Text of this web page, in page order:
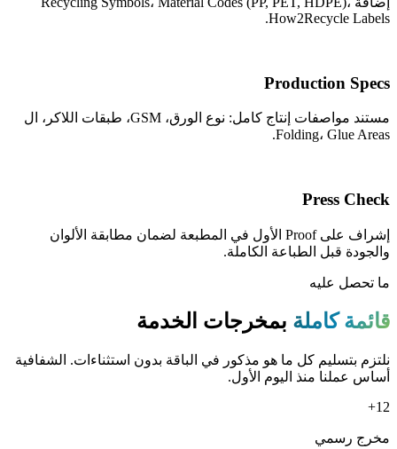
How2Recycle Labels.
Production Specs
مستند مواصفات إنتاج كامل: نوع الورق، GSM، طبقات اللاكر، ال
Folding، Glue Areas.
Press Check
إشراف على Proof الأول في المطبعة لضمان مطابقة الألوان
والجودة قبل الطباعة الكاملة.
ما تحصل عليه
قائمة كاملةبمخرجات الخدمة
نلتزم بتسليم كل ما هو مذكور في الباقة بدون استثناءات. الشفافية
أساس عملنا منذ اليوم الأول.
12
+
مخرج رسمي